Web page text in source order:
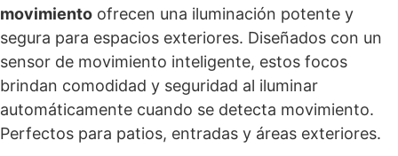
movimiento ofrecen una iluminación potente y
segura para espacios exteriores. Diseñados con un
sensor de movimiento inteligente, estos focos
brindan comodidad y seguridad al iluminar
automáticamente cuando se detecta movimiento.
Perfectos para patios, entradas y áreas exteriores.